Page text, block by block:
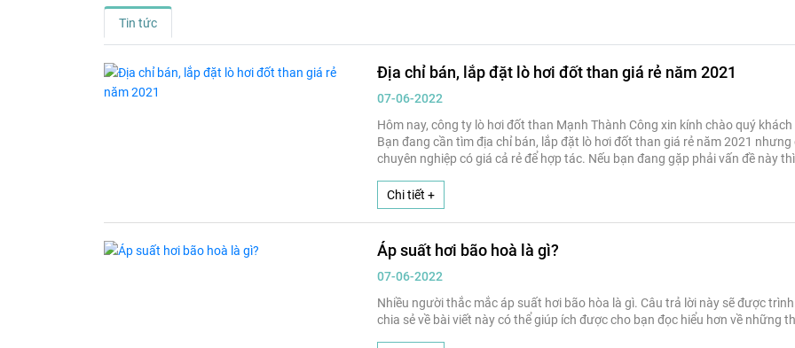
Tin tức
Địa chỉ bán, lắp đặt lò hơi đốt than giá rẻ năm 2021
07-06-2022
Hôm nay, công ty lò hơi đốt than Mạnh Thành Công xin kính chào quý
Bạn đang cần tìm địa chỉ bán, lắp đặt lò hơi đốt than giá rẻ năm 2021
chuyên nghiệp có giá cả rẻ để hợp tác. Nếu bạn đang gặp phải vấn đề này
Chi tiết +
Áp suất hơi bão hoà là gì?
07-06-2022
Nhiều người thắc mắc áp suất hơi bão hòa là gì. Câu trả lời này sẽ được
chia sẻ về bài viết này có thể giúp ích được cho bạn đọc hiểu hơn về những